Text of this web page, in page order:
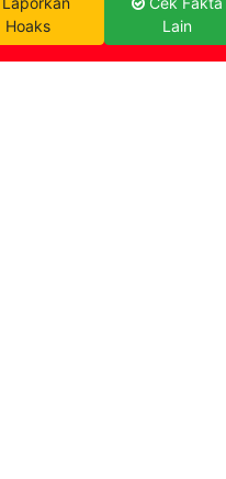
Hoaks
Lain